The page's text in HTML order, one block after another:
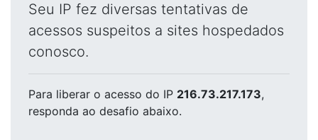
Seu IP fez diversas tentativas de
acessos suspeitos a sites hospedados
conosco.
Para liberar o acesso do IP 216.73.217.173,
responda ao desafio abaixo.